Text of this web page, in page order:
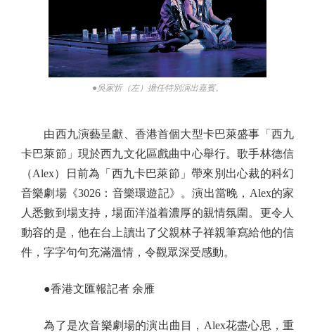
●吳家忻（左）擔任特別演出嘉賓。
由西九演藝呈獻、香港首個大型卡巴萊盛事「西九
卡巴萊節」現於西九文化區戲曲中心舉行。歌手林德信
（Alex）日前為「西九卡巴萊節」帶來別出心裁的科幻
音樂劇場《3026：音樂環遊記》。演出當晚，Alex的家
人悉數到場支持，場面洋溢着濃厚的親情氛圍。更令人
動容的是，他在台上讀出了父親林子祥親筆寫給他的信
件，字字句句充滿溫情，令觀眾深受感動。
●香港文匯報記者 余雁
為了是次音樂劇場的演出曲目，Alex花盡心思，重